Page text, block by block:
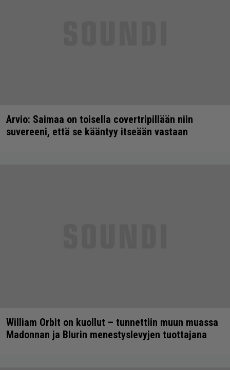
Arvio: Saimaa on toisella covertripillään niin
suvereeni, että se kääntyy itseään vastaan
William Orbit on kuollut – tunnettiin muun muassa
Madonnan ja Blurin menestyslevyjen tuottajana